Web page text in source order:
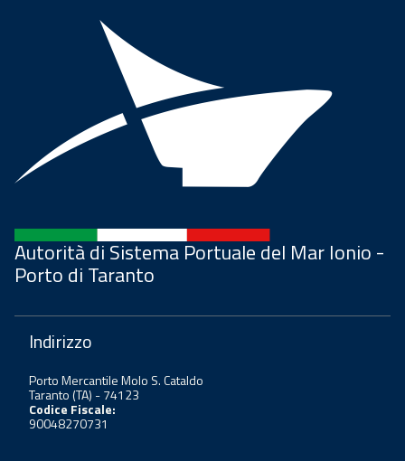
Autorità di Sistema Portuale del Mar Ionio -
Porto di Taranto
Indirizzo
Porto Mercantile Molo S. Cataldo
Taranto (TA) - 74123
Codice Fiscale:
90048270731